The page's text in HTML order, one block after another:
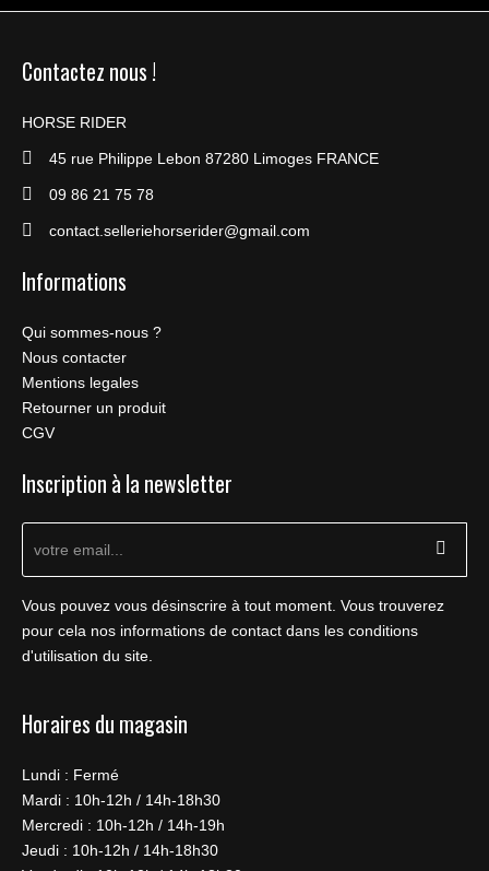
Contactez nous !
HORSE RIDER
45 rue Philippe Lebon 87280 Limoges FRANCE
09 86 21 75 78
contact.selleriehorserider@gmail.com
Informations
Qui sommes-nous ?
Nous contacter
Mentions legales
Retourner un produit
CGV
Inscription à la newsletter
Vous pouvez vous désinscrire à tout moment. Vous trouverez
pour cela nos informations de contact dans les conditions
d'utilisation du site.
Horaires du magasin
Lundi : Fermé
Mardi : 10h-12h / 14h-18h30
Mercredi : 10h-12h / 14h-19h
Jeudi : 10h-12h / 14h-18h30